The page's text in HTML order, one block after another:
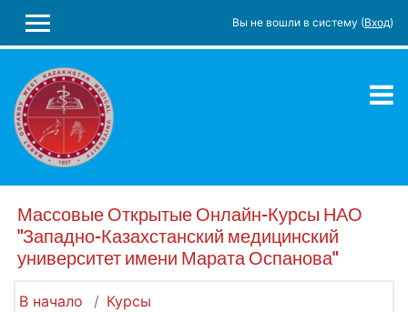
БОКОВАЯ ПАНЕЛЬ
Вы не вошли в систему (Вход)
Массовые Открытые Онлайн-Курсы НАО
"Западно-Казахстанский медицинский
университет имени Марата Оспанова"
В начало Курсы